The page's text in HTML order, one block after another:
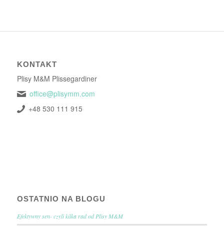
KONTAKT
Plisy M&M Plissegardiner
office@plisymm.com
+48 530 111 915
OSTATNIO NA BLOGU
Efektywny sen- czyli kilka rad od Plisy M&M